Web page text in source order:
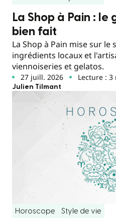
La Shop à Pain :
bien fait
La Shop à Pain mise sur
ingrédients locaux et
viennoiseries et gelatos.
27 juill. 2026 Lecture : 3
Julien Tilmant
Horoscope Style de vie